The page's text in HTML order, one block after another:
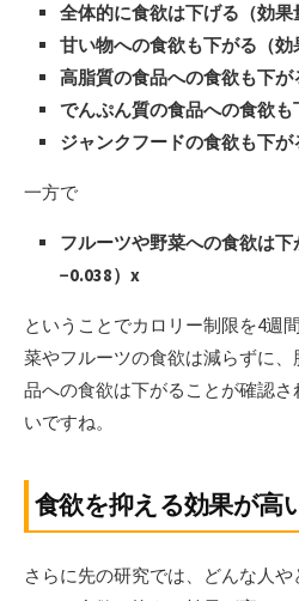
全体的に食欲は下げる（効果
甘い物への食欲も下がる（効
高脂質の食品への食欲も下が
でんぷん質の食品への食欲も
ジャンクフードの食欲も下が
一方で
フルーツや野菜への食欲は下
−0.038）x
ということでカロリー制限を4週
菜やフルーツの食欲は減らずに
品への食欲は下がることが確認
いですね。
食欲を抑える効果が高
さらに先の研究では、どんな人